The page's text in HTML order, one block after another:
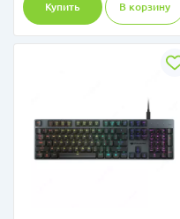
Купить В корзину